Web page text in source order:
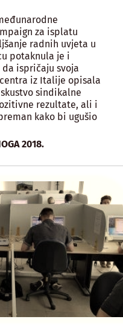
za isplatu
radnih uvjeta u
potaknula je i
ispričaju svoja
iz Italije opisala
sindikalne
rezultate, ali i
kako bi ugušio
2018.